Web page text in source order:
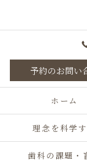
予約のお問い
ホーム
理念を科学
歯科の課題・